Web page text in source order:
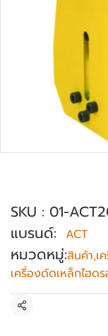
SKU : 01-
แบรนด์: ACT
หมวดหมู่:สินค้า,เ
เครื่องดัดเหล็กไฮด
แชร์